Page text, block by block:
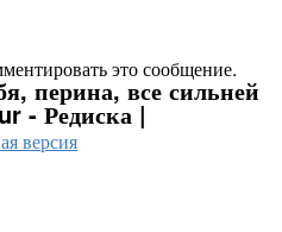
это сообщение.
перина, все сильней
- Редиска |
версия